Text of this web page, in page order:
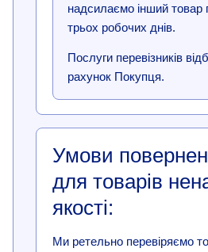
надсилаємо інший товар
трьох робочих днів.
Послуги перевізників
рахунок Покупця.
Умови
для товарів
якості:
Ми ретельно перевіряємо